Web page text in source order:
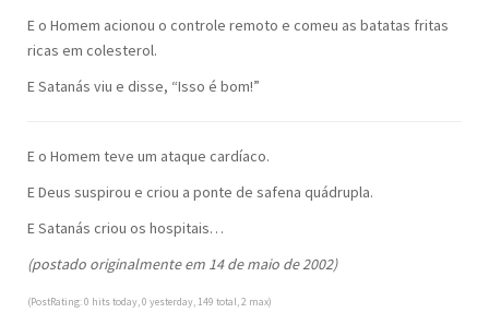
E o Homem acionou o controle remoto e comeu as batatas fritas
ricas em colesterol.
E Satanás viu e disse, “Isso é bom!”
E o Homem teve um ataque cardíaco.
E Deus suspirou e criou a ponte de safena quádrupla.
E Satanás criou os hospitais…
(postado originalmente em 14 de maio de 2002)
(PostRating: 0 hits today, 0 yesterday, 149 total, 2 max)